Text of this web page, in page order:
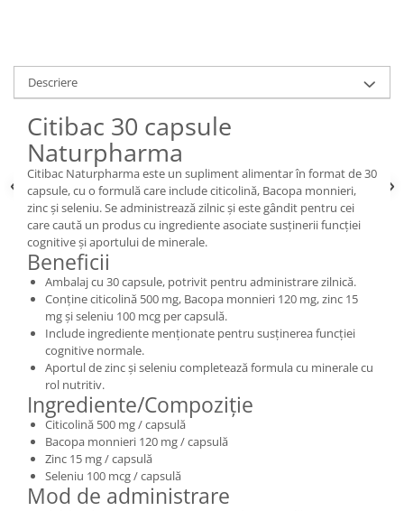
Descriere
Citibac 30 capsule
Naturpharma
Citibac Naturpharma este un supliment alimentar în format de 30
capsule, cu o formulă care include citicolină, Bacopa monnieri,
zinc și seleniu. Se administrează zilnic și este gândit pentru cei
care caută un produs cu ingrediente asociate susținerii funcției
cognitive și aportului de minerale.
Beneficii
Ambalaj cu 30 capsule, potrivit pentru administrare zilnică.
Conține citicolină 500 mg, Bacopa monnieri 120 mg, zinc 15
mg și seleniu 100 mcg per capsulă.
Include ingrediente menționate pentru susținerea funcției
cognitive normale.
Aportul de zinc și seleniu completează formula cu minerale cu
rol nutritiv.
Ingrediente/Compoziție
Citicolină 500 mg / capsulă
Bacopa monnieri 120 mg / capsulă
Zinc 15 mg / capsulă
Seleniu 100 mcg / capsulă
Mod de administrare